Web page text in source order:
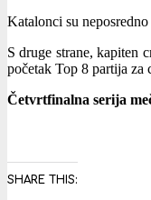
Katalonci su
S druge strane, kapiten
početak Top 8 partija za
Četvrtfinalna serija
SHARE THIS: